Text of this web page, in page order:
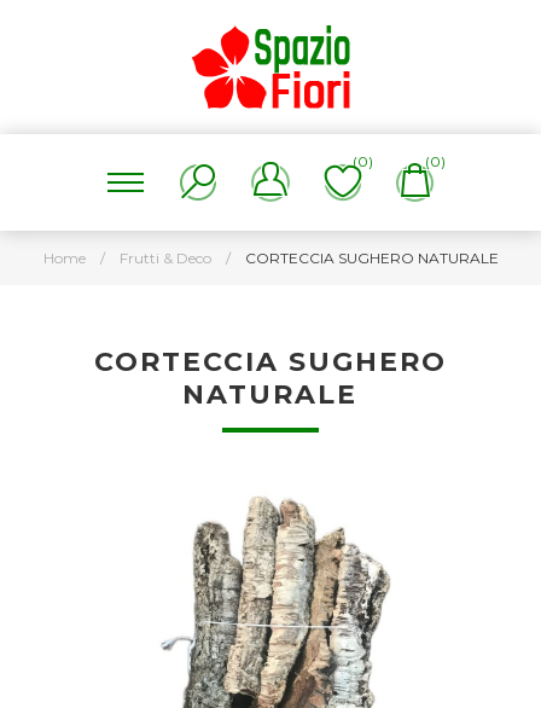
(0) (0)
Home / Frutti & Deco / CORTECCIA SUGHERO NATURALE
CORTECCIA SUGHERO
NATURALE